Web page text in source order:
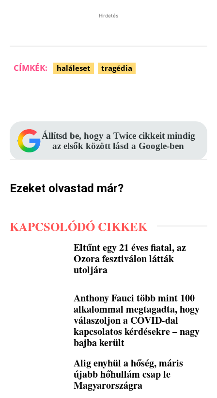
Hirdetés
CÍMKÉK: haláleset tragédia
Állítsd be, hogy a Twice cikkeit mindig
az elsők között lásd a Google-ben
Ezeket olvastad már?
KAPCSOLÓDÓ CIKKEK
Eltűnt egy 21 éves fiatal, az
Ozora fesztiválon látták
utoljára
Anthony Fauci több mint 100
alkalommal megtagadta, hogy
válaszoljon a COVID-dal
kapcsolatos kérdésekre – nagy
bajba került
Alig enyhül a hőség, máris
újabb hőhullám csap le
Magyarországra